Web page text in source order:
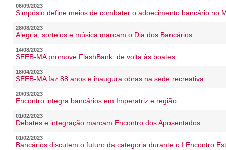
06/09/2023
Simpósio define meios de combater o adoecimento bancário no
28/08/2023
Alegria, sorteios e música marcam o Dia dos Bancários
14/08/2023
SEEB-MA promove FlashBank: de volta às boates
18/04/2023
SEEB-MA faz 88 anos e inaugura obras na sede recreativa
20/03/2023
Encontro integra bancários em Imperatriz e região
01/02/2023
Debates e integração marcam Encontro dos Aposentados
01/02/2023
Bancários discutem o futuro da categoria durante o I Encontro